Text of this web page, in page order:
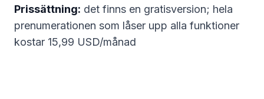
Prissättning: det finns en gratisversion; hela
prenumerationen som låser upp alla funktioner
kostar 15,99 USD/månad